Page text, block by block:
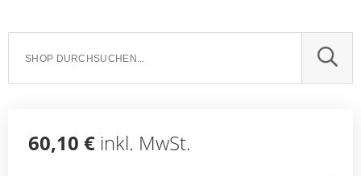
60,10 € inkl. MwSt.